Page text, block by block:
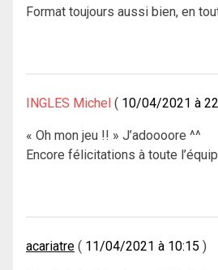
Format toujours aussi bien, en
INGLES Michel 10/04/2021 à
« Oh mon jeu !! » J’adoooore ^^
Encore félicitations à toute
acariatre 11/04/2021 à 10:15